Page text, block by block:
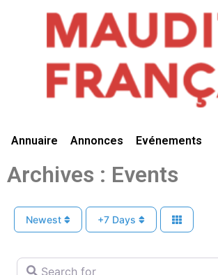
Annuaire Annonces Evénements
Archives : Events
Newest +7 Days
Search for